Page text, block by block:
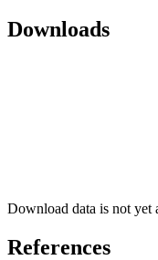
Downloads
Download data is not yet
References